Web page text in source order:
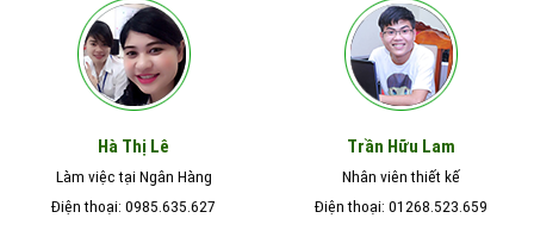
Hà Thị Lê
Làm việc tại Ngân Hàng
Điện thoại: 0985.635.627
Trần Hữu Lam
Nhân viên thiết kế
Điện thoại: 01268.523.659